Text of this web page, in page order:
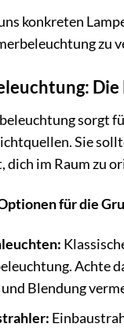
konkreten
zu
sorgt
Sie
dich im Raum zu
für die
Achte
Blendung